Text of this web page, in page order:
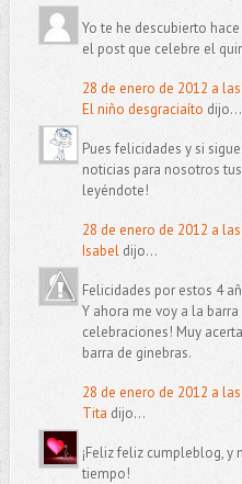
Yo te he descubierto
el post que celebre el
28 de enero de 2012 a
El niño desgraciaíto dijo...
Pues felicidades y si
noticias para nosotros
leyéndote!
28 de enero de 2012 a
Isabeldijo...
Felicidades por estos 4
Y ahora me voy a la
celebraciones! Muy
barra de ginebras.
28 de enero de 2012 a
Tita dijo...
¡Feliz feliz cumpleblog,
tiempo!